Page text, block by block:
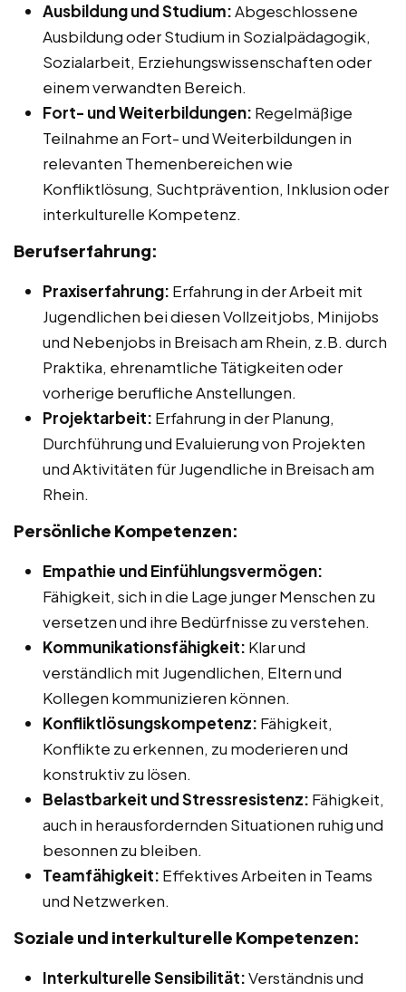
Ausbildung und Studium:Abgeschlossene
Ausbildung oder Studium in Sozialpädagogik,
Sozialarbeit, Erziehungswissenschaften oder
einem verwandten Bereich.
Fort- und Weiterbildungen: Regelmäßige
Teilnahme an Fort- und Weiterbildungen in
relevanten Themenbereichen wie
Konfliktlösung, Suchtprävention, Inklusion oder
interkulturelle Kompetenz.
Berufserfahrung:
Praxiserfahrung: Erfahrung in der Arbeit mit
Jugendlichen bei diesen Vollzeitjobs, Minijobs
und Nebenjobs in Breisach am Rhein, z.B. durch
Praktika, ehrenamtliche Tätigkeiten oder
vorherige berufliche Anstellungen.
Projektarbeit: Erfahrung in der Planung,
Durchführung und Evaluierung von Projekten
und Aktivitäten für Jugendliche in Breisach am
Rhein.
Persönliche Kompetenzen:
Empathie und Einfühlungsvermögen:
Fähigkeit, sich in die Lage junger Menschen zu
versetzen und ihre Bedürfnisse zu verstehen.
Kommunikationsfähigkeit: Klar und
verständlich mit Jugendlichen, Eltern und
Kollegen kommunizieren können.
Konfliktlösungskompetenz: Fähigkeit,
Konflikte zu erkennen, zu moderieren und
konstruktiv zu lösen.
Belastbarkeit und Stressresistenz: Fähigkeit,
auch in herausfordernden Situationen ruhig und
besonnen zu bleiben.
Teamfähigkeit: Effektives Arbeiten in Teams
und Netzwerken.
Soziale und interkulturelle Kompetenzen:
Interkulturelle Sensibilität:Verständnis und